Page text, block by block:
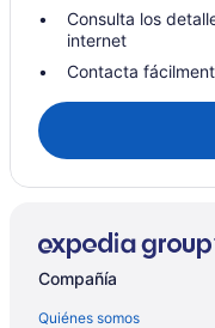
Hoteles en Louisa
Apart-Hoteles en Maysville
Cabañas en Morehead
Cabañas en Olive Hill
Moteles en Olive Hill
Hoteles en Paintsville
Consulta los
internet
Contacta
Compañía
Quiénes somos